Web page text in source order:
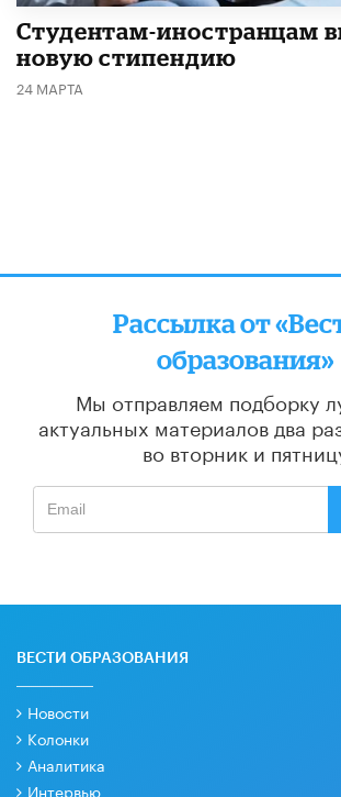
Студентам-иностранцам
новую стипендию
24 МАРТА
Рассылка от
образования»
Мы отправляем подборку
актуальных материалов два
во вторник и
ВЕСТИ ОБРАЗОВАНИЯ
Новости
Колонки
Аналитика
Интервью